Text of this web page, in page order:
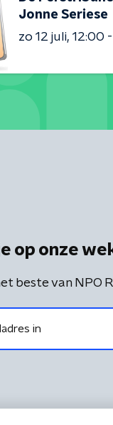
Jonne Seriese
zo 12 juli 12:00
op onze
beste van NPO